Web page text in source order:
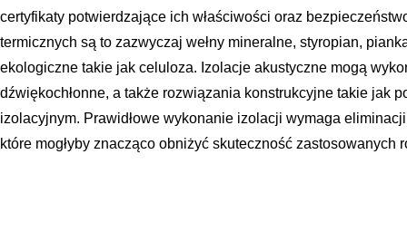
certyfikaty potwierdzające ich właściwości oraz
termicznych są to zazwyczaj wełny mineralne, styropian,
ekologiczne takie jak celuloza. Izolacje akustyczne mogą
dźwiękochłonne, a także rozwiązania konstrukcyjne takie jak
izolacyjnym. Prawidłowe wykonanie izolacji wymaga
które mogłyby znacząco obniżyć skuteczność zastosowanych